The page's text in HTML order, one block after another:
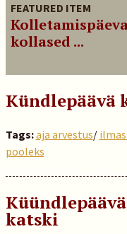
FEATURED ITEM
kollased ...
Kündlepäävä
Tags:aja arvestus/
pooleks
katski